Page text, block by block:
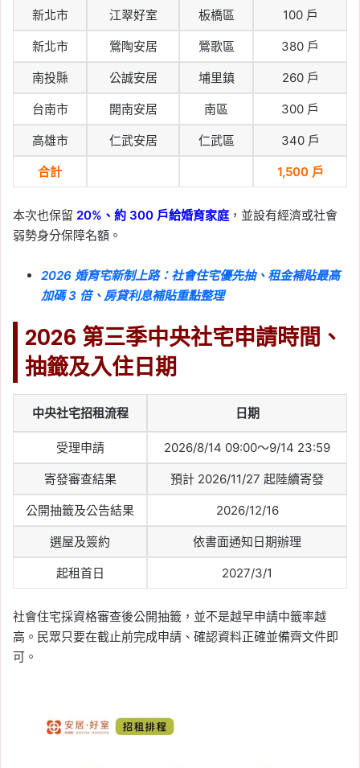
新北市 江翠好室 板橋區 100 戶
新北市 鶯陶安居 鶯歌區 380 戶
南投縣 公誠安居 埔里鎮 260 戶
台南市 開南安居 南區 300 戶
高雄市 仁武安居 仁武區 340 戶
合計 1,500 戶
本次也保留 20%、約 300 戶給婚育家庭 ，並設有經濟或社會
弱勢身分保障名額。
2026 婚育宅新制上路：社會住宅優先抽、租金補貼最高
加碼 3 倍、房貸利息補貼重點整理
2026 第三季中央社宅申請時間、
抽籤及入住日期
中央社宅招租流程 日期
受理申請 2026/8/14 09:00～9/14 23:59
寄發審查結果 預計 2026/11/27 起陸續寄發
公開抽籤及公告結果 2026/12/16
選屋及簽約 依書面通知日期辦理
起租首日 2027/3/1
社會住宅採資格審查後公開抽籤，並不是越早申請中籤率越
高。民眾只要在截止前完成申請、確認資料正確並備齊文件即
可。